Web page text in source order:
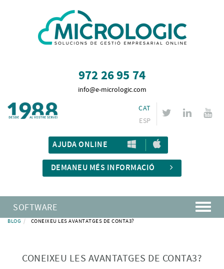
972 26 95 74
info@e-micrologic.com
CAT
ESP
AJUDA ONLINE
DEMANEU MÉS INFORMACIÓ
SOFTWARE
BLOG CONEIXEU LES AVANTATGES DE CONTA3?
CONEIXEU LES AVANTATGES DE CONTA3?